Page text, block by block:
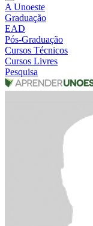
A Unoeste
Graduação
EAD
Pós-Graduação
Cursos Técnicos
Cursos Livres
Pesquisa